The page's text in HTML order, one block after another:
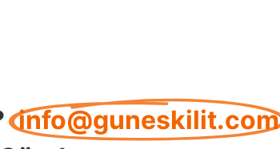
info@guneskilit.com